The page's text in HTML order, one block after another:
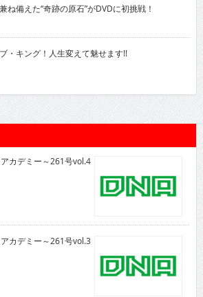
備えた“奇跡の原石”がDVDに初挑戦！
・キング！人生変えて魅せます!!
カデミー～261号vol.4
カデミー～261号vol.3